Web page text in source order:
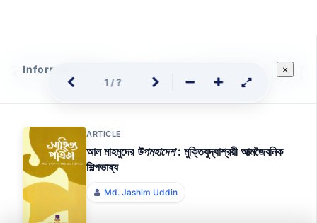
Information ×
ARTICLE
আল মাহমুদের উপমহাদেশ: মুক্তিযুদ্ধাশ্রয়ী আত্মজৈবনিক
শিল্পভাষ্য
Md. Jashim Uddin
1 /?